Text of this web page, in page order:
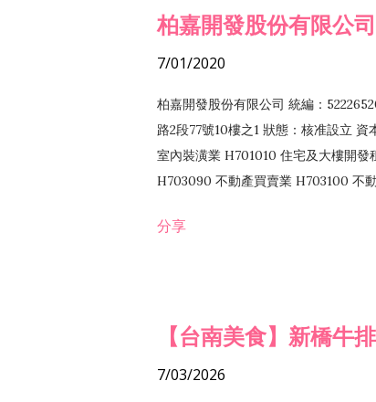
柏嘉開發股份有限公司
7/01/2020
柏嘉開發股份有限公司 統編：
路2段77號10樓之1 狀態：核准設立
室內裝潢業 H701010 住宅及大樓開
H703090 不動產買賣業 H703100 不
分享
【台南美食】新橋牛
7/03/2026